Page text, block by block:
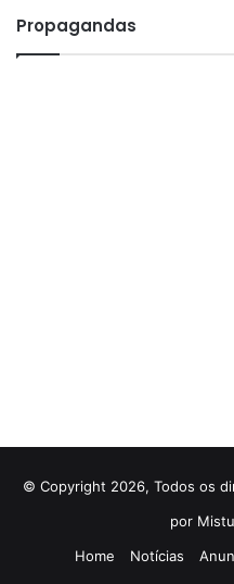
Propagandas
© Copyright 2026, Todos os
por
Home
Notícias